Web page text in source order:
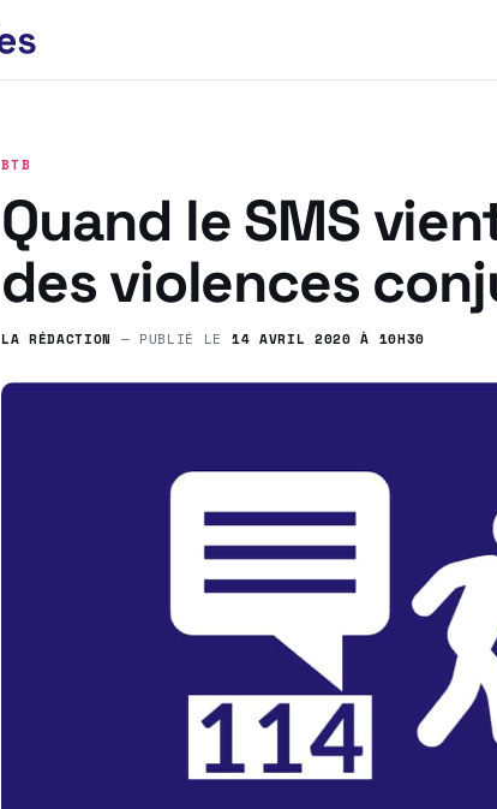
BTB
Quand le SMS
des violences
LA RÉDACTION — PUBLIÉ LE 14 AVRIL 2020 À 10H30